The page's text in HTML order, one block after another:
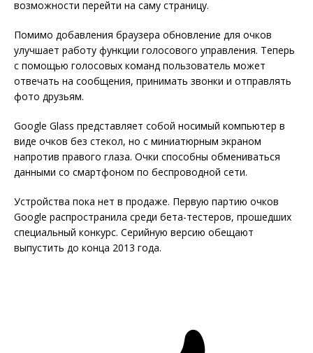
возможности перейти на саму страницу.
Помимо добавления браузера обновление для очков
улучшает работу функции голосового управления. Теперь
с помощью голосовых команд пользователь может
отвечать на сообщения, принимать звонки и отправлять
фото друзьям.
Google Glass представляет собой носимый компьютер в
виде очков без стекол, но с миниатюрным экраном
напротив правого глаза. Очки способны обмениваться
данными со смартфоном по беспроводной сети.
Устройства пока нет в продаже. Первую партию очков
Google распространила среди бета-тестеров, прошедших
специальный конкурс. Серийную версию обещают
выпустить до конца 2013 года.